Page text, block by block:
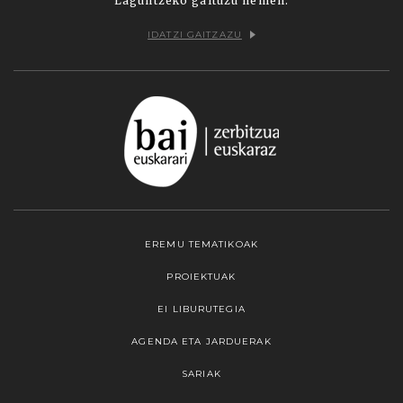
IDATZI GAITZAZU
EREMU TEMATIKOAK
PROIEKTUAK
EI LIBURUTEGIA
AGENDA ETA JARDUERAK
SARIAK